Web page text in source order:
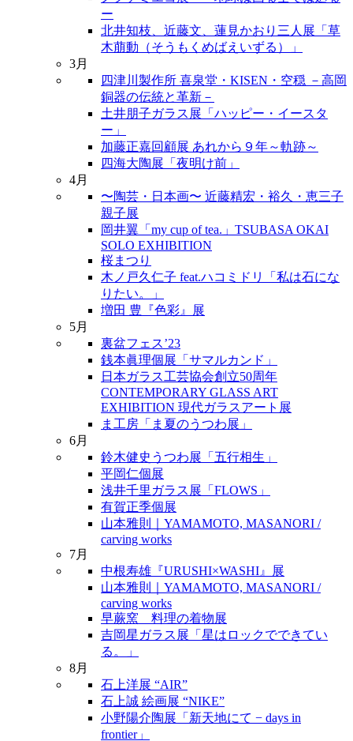
ー
北井知枝、近藤文、蓮見かおり三人展「草
木萠動（そうもくめばえいずる）」
3月
四津川製作所 喜泉堂・KISEN・空穏 －高岡
銅器の伝統と革新－
土井朋子ガラス展「ハッピー・イースタ
ー」
加藤正嘉回顧展 あれから９年～軌跡～
四海大陶展「夜明け前」
4月
〜陶芸・日本画〜 近藤精宏・裕久・恵三子
親子展
岡井翼「my cup of tea.」TSUBASA OKAI
SOLO EXHIBITION
桜まつり
木ノ戸久仁子 feat.ハコミドリ「私は石にな
りたい。」
増田 豊『色彩』展
5月
裏盆フェス’23
銭本眞理個展「サマルカンド」
日本ガラス工芸協会創立50周年
CONTEMPORARY GLASS ART
EXHIBITION 現代ガラスアート展
ま工房「ま夏のうつわ展」
6月
鈴木健史うつわ展「五行相生」
平岡仁個展
浅井千里ガラス展「FLOWS」
有賀正季個展
山本雅則｜YAMAMOTO, MASANORI /
carving works
7月
中根寿雄『URUSHI×WASHI』展
山本雅則｜YAMAMOTO, MASANORI /
carving works
早蕨窯 料理の着物展
吉岡星ガラス展「星はロックでできてい
る。」
8月
石上洋展 “AIR”
石上誠 絵画展 “NIKE”
小野陽介陶展「新天地にて − days in
frontier」